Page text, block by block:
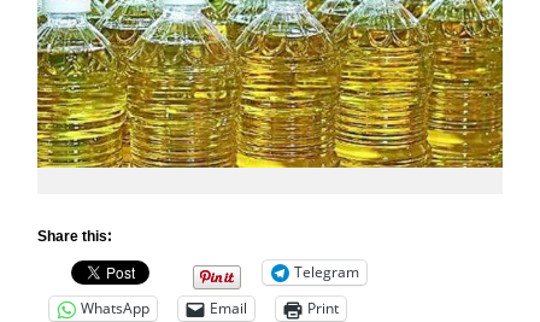
Share this:
Telegram
WhatsApp
Email Print